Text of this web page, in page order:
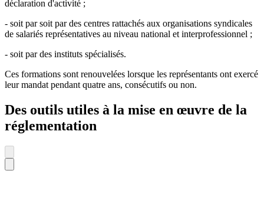
déclaration d'activité ;
- soit par soit par des centres rattachés aux organisations syndicales
de salariés représentatives au niveau national et interprofessionnel ;
- soit par des instituts spécialisés.
Ces formations sont renouvelées lorsque les représentants ont exercé
leur mandat pendant quatre ans, consécutifs ou non.
Des outils utiles à la mise en œuvre de la
réglementation